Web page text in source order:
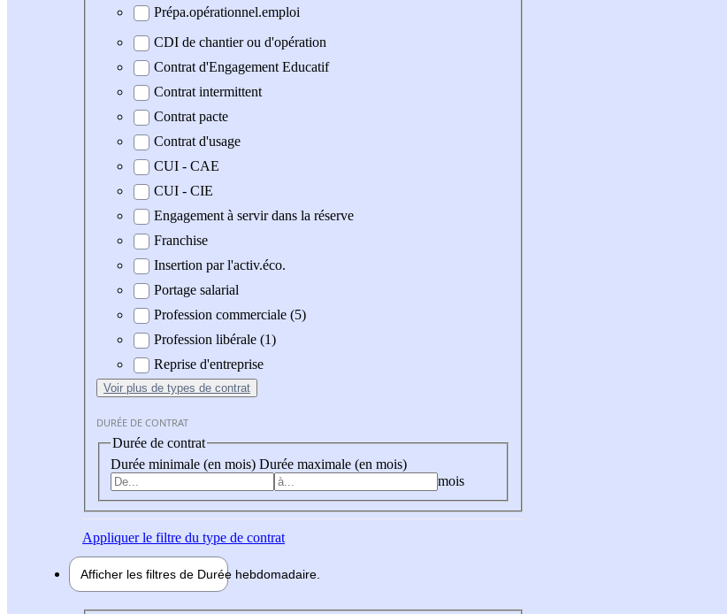
Prépa.opérationnel.emploi
CDI de chantier ou d'opération
Contrat d'Engagement Educatif
Contrat intermittent
Contrat pacte
Contrat d'usage
CUI - CAE
CUI - CIE
Engagement à servir dans la réserve
Franchise
Insertion par l'activ.éco.
Portage salarial
Profession commerciale (5)
Profession libérale (1)
Reprise d'entreprise
Voir plus de types de contrat
DURÉE DE CONTRAT
Durée de contrat
Durée minimale (en mois) Durée maximale (en mois)
mois
Appliquerle filtre du type de contrat
Afficher les filtres de Durée hebdomadaire